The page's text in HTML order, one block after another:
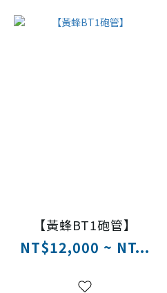
【黃蜂BT1砲管】
NT$12,000 ~ NT...